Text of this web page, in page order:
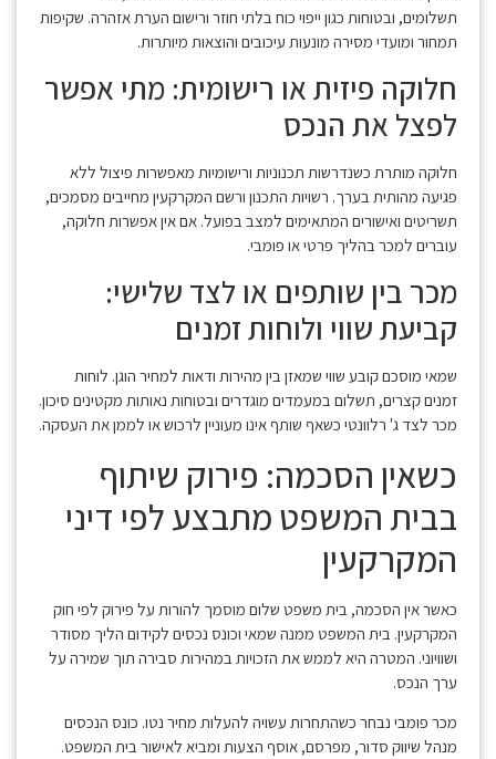
תשלומים, ובטוחות כגון ייפוי כוח בלתי חוזר ורישום הערת אזהרה. שקיפות
תמחור ומועדי מסירה מונעות עיכובים והוצאות מיותרות.
חלוקה פיזית או רישומית: מתי אפשר
לפצל את הנכס
חלוקה מותרת כשנדרשות תכנוניות ורישומיות מאפשרות פיצול ללא
פגיעה מהותית בערך. רשויות התכנון ורשם המקרקעין מחייבים מסמכים,
תשריטים ואישורים המתאימים למצב בפועל. אם אין אפשרות חלוקה,
עוברים למכר בהליך פרטי או פומבי.
מכר בין שותפים או לצד שלישי:
קביעת שווי ולוחות זמנים
שמאי מוסכם קובע שווי שמאזן בין מהירות ודאות למחיר הוגן. לוחות
זמנים קצרים, תשלום במעמדים מוגדרים ובטוחות נאותות מקטינים סיכון.
מכר לצד ג' רלוונטי כשאף שותף אינו מעוניין לרכוש או לממן את העסקה.
כשאין הסכמה: פירוק שיתוף
בבית המשפט מתבצע לפי דיני
המקרקעין
כאשר אין הסכמה, בית משפט שלום מוסמך להורות על פירוק לפי חוק
המקרקעין. בית המשפט ממנה שמאי וכונס נכסים לקידום הליך מסודר
ושוויוני. המטרה היא לממש את הזכויות במהירות סבירה תוך שמירה על
ערך הנכס.
מכר פומבי נבחר כשהתחרות עשויה להעלות מחיר נטו. כונס הנכסים
מנהל שיווק סדור, מפרסם, אוסף הצעות ומביא לאישור בית המשפט.